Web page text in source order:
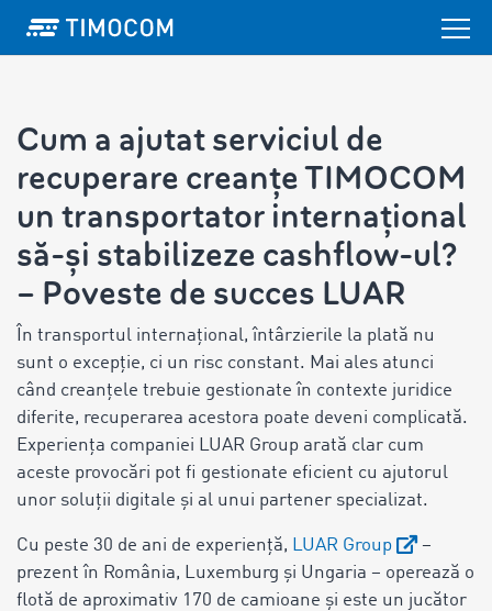
Cum a ajutat serviciul de
recuperare creanțe TIMOCOM
un transportator internațional
să-și stabilizeze cashflow-ul?
– Poveste de succes LUAR
În transportul internațional, întârzierile la plată nu
sunt o excepție, ci un risc constant. Mai ales atunci
când creanțele trebuie gestionate în contexte juridice
diferite, recuperarea acestora poate deveni complicată.
Experiența companiei LUAR Group arată clar cum
aceste provocări pot fi gestionate eficient cu ajutorul
unor soluții digitale și al unui partener specializat.
Cu peste 30 de ani de experiență, LUAR Group
–
prezent în România, Luxemburg și Ungaria – operează o
flotă de aproximativ 170 de camioane și este un jucător